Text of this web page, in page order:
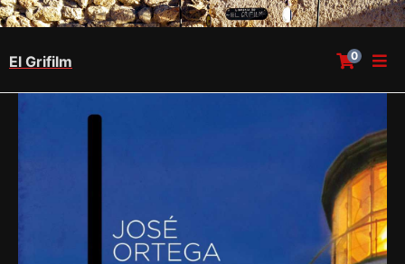
El Grifilm 0